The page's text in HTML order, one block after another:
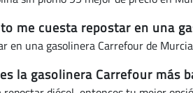
me cuesta repostar en una
en una gasolinera Carrefour de
la gasolinera Carrefour más